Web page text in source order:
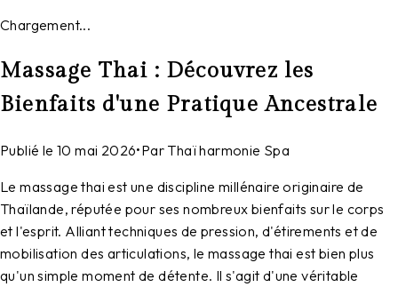
Chargement...
Massage Thai : Découvrez les
Bienfaits d'une Pratique Ancestrale
Publié le 10 mai 2026•Par Thaï harmonie Spa
Le massage thai est une discipline millénaire originaire de
Thaïlande, réputée pour ses nombreux bienfaits sur le corps
et l'esprit. Alliant techniques de pression, d'étirements et de
mobilisation des articulations, le massage thai est bien plus
qu'un simple moment de détente. Il s'agit d'une véritable